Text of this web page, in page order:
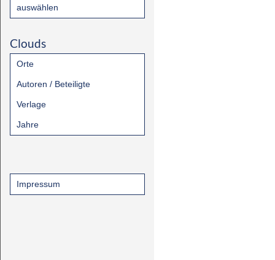
auswählen
Clouds
Orte
Autoren / Beteiligte
Verlage
Jahre
Impressum